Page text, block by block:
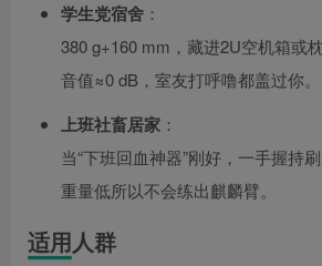
学生党宿舍 ：
380 g+160 mm，藏进2U空机箱或
音值≈0 dB，室友打呼噜都盖过你。
上班社畜居家 ：
当“下班回血神器”刚好，一手握持
重量低所以不会练出麒麟臂。
适用人群